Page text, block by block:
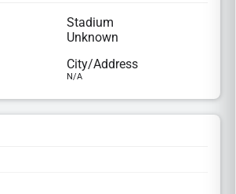
Stadium
Unknown
City/Address
N/A